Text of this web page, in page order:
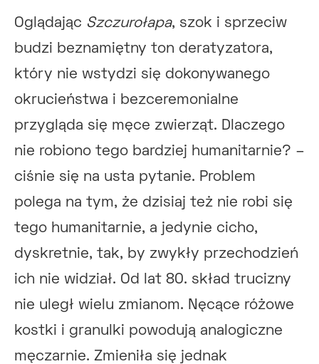
Oglądając Szczurołapa, szok i sprzeciw
budzi beznamiętny ton deratyzatora,
który nie wstydzi się dokonywanego
okrucieństwa i bezceremonialne
przygląda się męce zwierząt. Dlaczego
nie robiono tego bardziej humanitarnie? –
ciśnie się na usta pytanie. Problem
polega na tym, że dzisiaj też nie robi się
tego humanitarnie, a jedynie cicho,
dyskretnie, tak, by zwykły przechodzień
ich nie widział. Od lat 80. skład trucizny
nie uległ wielu zmianom. Nęcące różowe
kostki i granulki powodują analogiczne
męczarnie. Zmieniła się jednak